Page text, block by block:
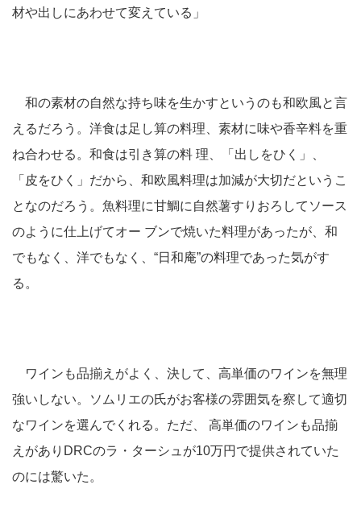
材や出しにあわせて変えている」
和の素材の自然な持ち味を生かすというのも和欧風と言
えるだろう。洋食は足し算の料理、素材に味や香辛料を重
ね合わせる。和食は引き算の料 理、「出しをひく」、
「皮をひく」だから、和欧風料理は加減が大切だというこ
となのだろう。魚料理に甘鯛に自然薯すりおろしてソース
のように仕上げてオー ブンで焼いた料理があったが、和
でもなく、洋でもなく、“日和庵”の料理であった気がす
る。
ワインも品揃えがよく、決して、高単価のワインを無理
強いしない。ソムリエの氏がお客様の雰囲気を察して適切
なワインを選んでくれる。ただ、 高単価のワインも品揃
えがありDRCのラ・ターシュが10万円で提供されていた
のには驚いた。